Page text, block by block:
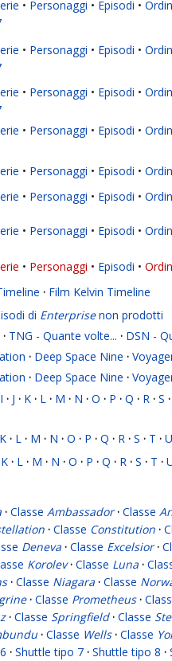
Personaggi Episodi
Personaggi Episodi
Personaggi Episodi
Personaggi Episodi
Personaggi Episodi
Personaggi Episodi
Personaggi Episodi
Personaggi Episodi
· Film Kelvin Timeline
di Enterprisenon prodotti
· TNG - Quante volte... · DSN -
· Deep Space Nine ·
· Deep Space Nine ·
I · J · K · L · M · N · O · P · Q · R · S ·
K · L · M · N · O · P · Q · R · S · T · U
K · L · M · N · O · P · Q · R · S · T ·
· Classe Ambassador · Classe
· Classe Constitution ·
Deneva · Classe Excelsior ·
Korolev · Classe Luna ·
· Classe Niagara · Classe
· Classe Prometheus ·
· Classe Springfield · Classe
· Classe Wells · Classe
· Shuttle tipo 7 · Shuttle tipo 8 ·